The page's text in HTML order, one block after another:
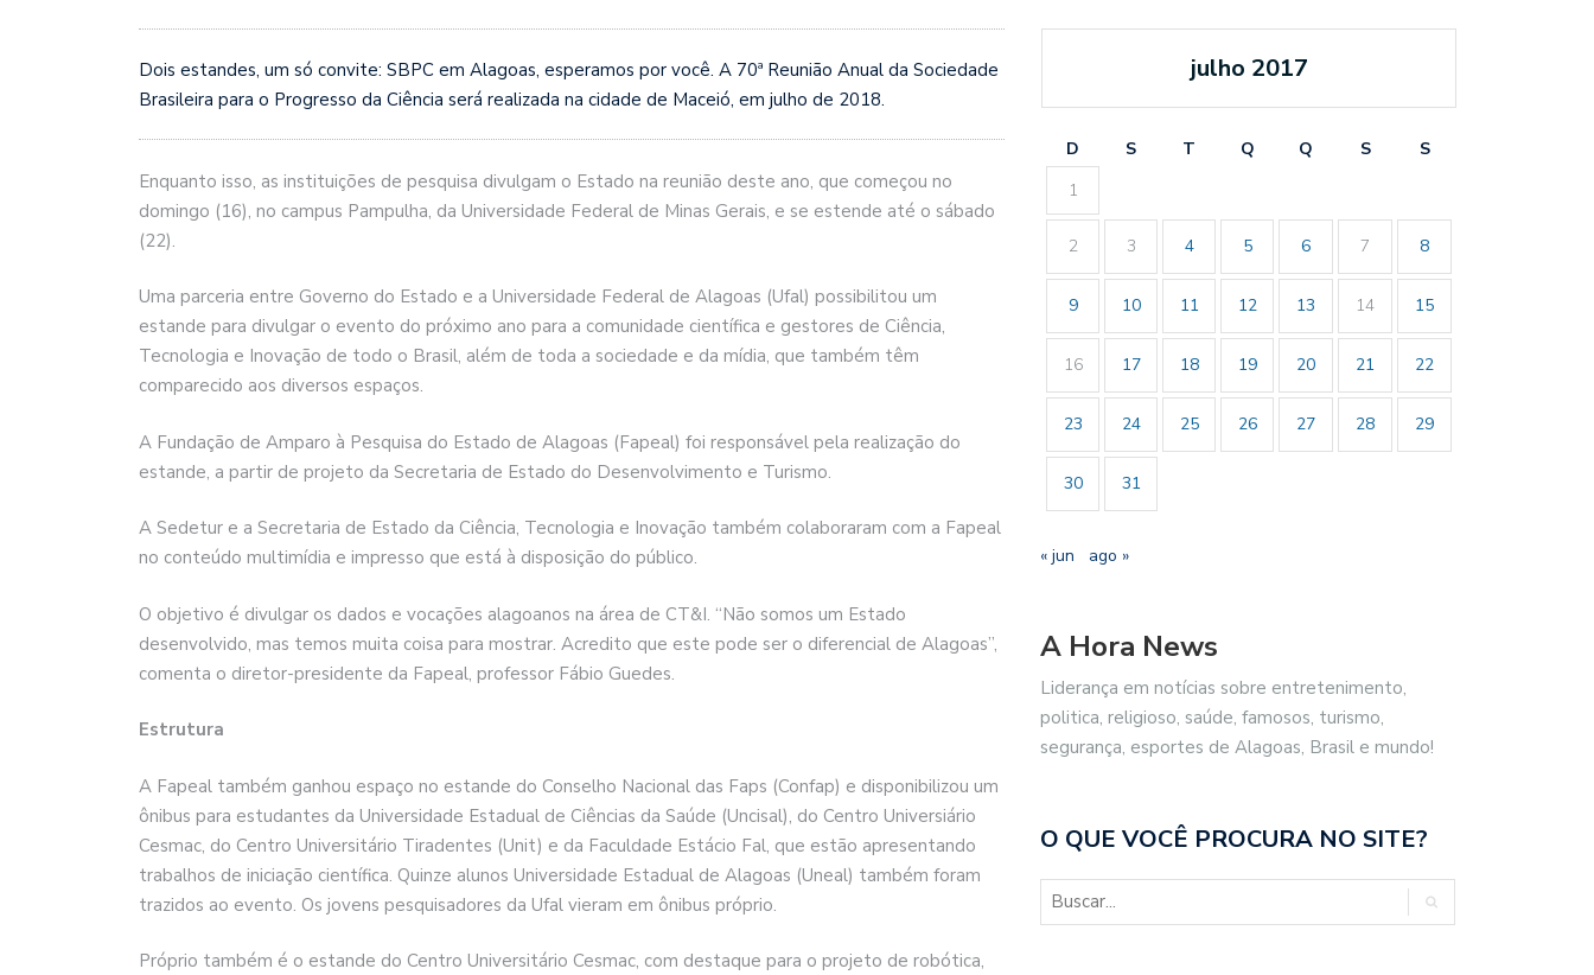
Dois estandes, um só convite: SBPC em Alagoas, esperamos por você. A 70ª Reunião Anual da Sociedade
Brasileira para o Progresso da Ciência será realizada na cidade de Maceió, em julho de 2018.
Enquanto isso, as instituições de pesquisa divulgam o Estado na reunião deste ano, que começou no
domingo (16), no campus Pampulha, da Universidade Federal de Minas Gerais, e se estende até o sábado
(22).
Uma parceria entre Governo do Estado e a Universidade Federal de Alagoas (Ufal) possibilitou um
estande para divulgar o evento do próximo ano para a comunidade científica e gestores de Ciência,
Tecnologia e Inovação de todo o Brasil, além de toda a sociedade e da mídia, que também têm
comparecido aos diversos espaços.
A Fundação de Amparo à Pesquisa do Estado de Alagoas (Fapeal) foi responsável pela realização do
estande, a partir de projeto da Secretaria de Estado do Desenvolvimento e Turismo.
A Sedetur e a Secretaria de Estado da Ciência, Tecnologia e Inovação também colaboraram com a Fapeal
no conteúdo multimídia e impresso que está à disposição do público.
O objetivo é divulgar os dados e vocações alagoanos na área de CT&I. “Não somos um Estado
desenvolvido, mas temos muita coisa para mostrar. Acredito que este pode ser o diferencial de Alagoas”,
comenta o diretor-presidente da Fapeal, professor Fábio Guedes.
Estrutura
A Fapeal também ganhou espaço no estande do Conselho Nacional das Faps (Confap) e disponibilizou um
ônibus para estudantes da Universidade Estadual de Ciências da Saúde (Uncisal), do Centro Universiário
Cesmac, do Centro Universitário Tiradentes (Unit) e da Faculdade Estácio Fal, que estão apresentando
trabalhos de iniciação científica. Quinze alunos Universidade Estadual de Alagoas (Uneal) também foram
trazidos ao evento. Os jovens pesquisadores da Ufal vieram em ônibus próprio.
Próprio também é o estande do Centro Universitário Cesmac, com destaque para o projeto de robótica,
julho 2017
D S T Q Q S
S
1
2 3 4 5 6 7 8
9 10 11 12 13 14 15
16 17 18 19 20 21 22
23 24 25 26 27 28 29
30 31
« jun ago »
A Hora News
Liderança em notícias sobre entretenimento,
politica, religioso, saúde, famosos, turismo,
segurança, esportes de Alagoas, Brasil e mundo!
O QUE VOCÊ PROCURA NO SITE?